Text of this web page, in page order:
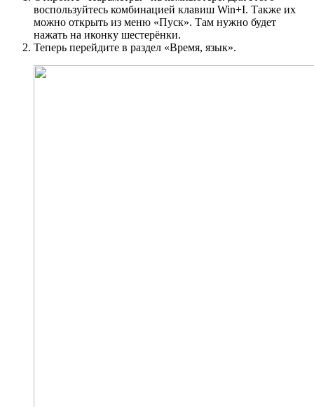
воспользуйтесь комбинацией клавиш Win+I. Также их
можно открыть из меню «Пуск». Там нужно будет
нажать на иконку шестерёнки.
Теперь перейдите в раздел «Время, язык».